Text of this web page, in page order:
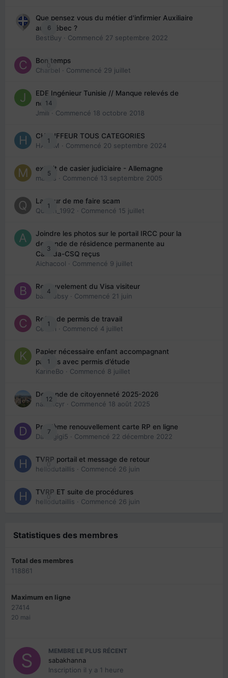
6
Que pensez vous du métier d'infirmier Auxiliaire
au Québec ?
BestBuy · Commencé 27 septembre 2022
0
Bon temps
Charbel · Commencé 29 juillet
14
EDE Ingénieur Tunisie // Manque relevés de
note
Jmili · Commencé 18 octobre 2018
1
CHAUFFEUR TOUS CATEGORIES
HAZEM · Commencé 20 septembre 2024
5
extrait de casier judiciaire - Allemagne
maries · Commencé 13 septembre 2005
1
La peur de me faire scam
Queen_1992 · Commencé 15 juillet
3
Joindre les photos sur le portail IRCC pour la
demande de résidence permanente au
Canada-CSQ reçus
Aichacool · Commencé 9 juillet
4
Renouvelement du Visa visiteur
babibubsy · Commencé 21 juin
1
Refus de permis de travail
Cedbri · Commencé 4 juillet
1
Papier nécessaire enfant accompagnant
parents avec permis d’étude
KarineBo · Commencé 8 juillet
12
Demande de citoyenneté 2025-2026
nanancyr · Commencé 18 août 2025
7
Problème renouvellement carte RP en ligne
Davidgigi5 · Commencé 22 décembre 2022
0
TVRP portail et message de retour
hellodutaillis · Commencé 26 juin
0
TVRP ET suite de procédures
hellodutaillis · Commencé 26 juin
Statistiques des membres
Total des membres
118861
Maximum en ligne
27414
20 mai
MEMBRE LE PLUS RÉCENT
sabakhanna
Inscription il y a 1 heure